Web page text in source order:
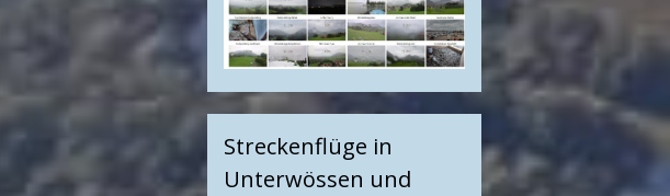
Streckenflüge in
Unterwössen und